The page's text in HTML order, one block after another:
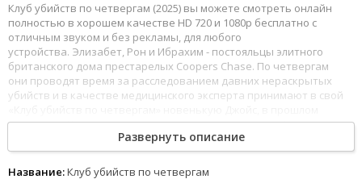
Клуб убийств по четвергам (2025) вы можете смотреть онлайн
полностью в хорошем качестве HD 720 и 1080p бесплатно с
отличным звуком и без рекламы, для любого
устройства. Элизабет, Рон и Ибрахим - постояльцы элитного
британского дома престарелых Coopers Chase. По четвергам
они проводят время за расследованием давних нераскрытых
убийств и в качестве медицинского эксперта принимают в свой
медсестру. Когда одного из владельцев заведения убивают,
и существование Coopers Chase оказывается под угрозой,
компания неугомонных пенсионеров не может оставаться
в стороне и решает заняться расследованием.
Развернуть описание
Название:Клуб убийств по четвергам